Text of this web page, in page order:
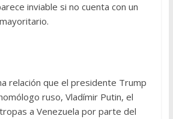
inviable si no cuenta con un
relación que el presidente Trump
ruso, Vladímir Putin, el
a Venezuela por parte del